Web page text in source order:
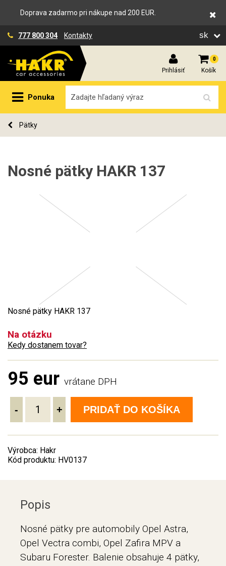
Doprava zadarmo pri nákupe nad 200 EUR.
777 800 304 Kontakty sk
Prihlásiť
0
Košík
Ponuka
Pätky
Nosné pätky HAKR 137
Nosné pätky HAKR 137
Na otázku
Kedy dostanem tovar?
95 eur vrátane DPH
- + PRIDAŤ DO KOŠÍKA
Výrobca: Hakr
Kód produktu: HV0137
Popis
Nosné pätky pre automobily Opel Astra,
Opel Vectra combi, Opel Zafira MPV a
Subaru Forester. Balenie obsahuje 4 pätky,